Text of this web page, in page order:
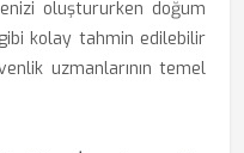
oluştururken doğum
kolay tahmin edilebilir
uzmanlarının temel